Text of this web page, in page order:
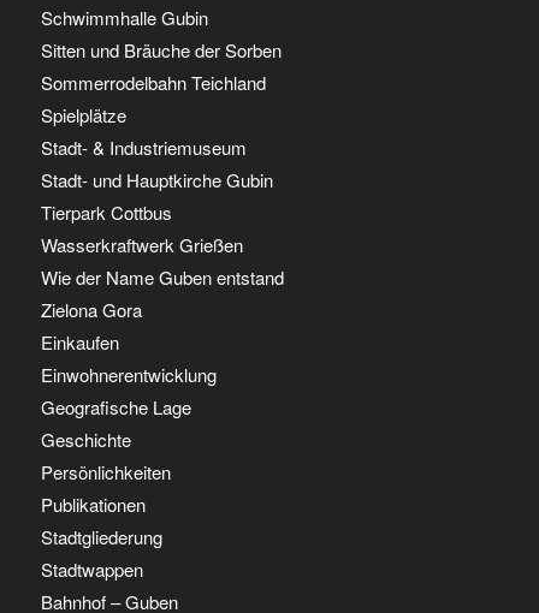
Schwimmhalle Gubin
Sitten und Bräuche der Sorben
Sommerrodelbahn Teichland
Spielplätze
Stadt- & Industriemuseum
Stadt- und Hauptkirche Gubin
Tierpark Cottbus
Wasserkraftwerk Grießen
Wie der Name Guben entstand
Zielona Gora
Einkaufen
Einwohnerentwicklung
Geografische Lage
Geschichte
Persönlichkeiten
Publikationen
Stadtgliederung
Stadtwappen
Bahnhof – Guben